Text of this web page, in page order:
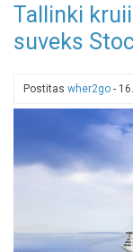
EL-
i
oluliselt
Tallinki
suveks
Postitas wher2go -